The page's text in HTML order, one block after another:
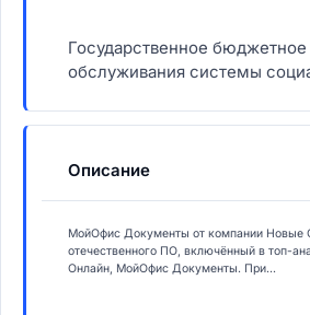
Государственное
обслуживания системы
Описание
МойОфис Документы от компании Новые
отечественного ПО, включённый в топ-
Онлайн, МойОфис Документы. При...